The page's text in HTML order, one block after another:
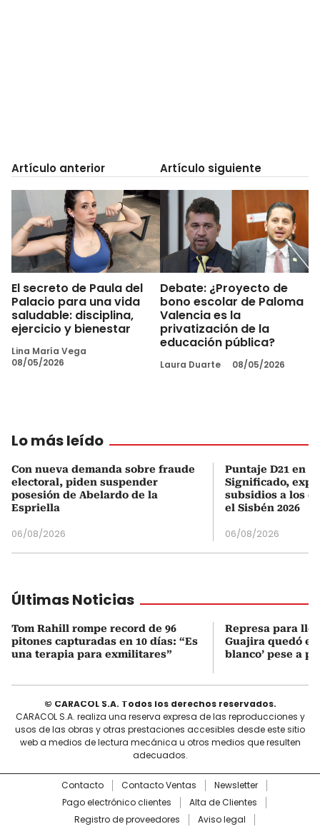
Artículo anterior
El secreto de Paula del
Palacio para una vida
saludable: disciplina,
ejercicio y bienestar
Lina María Vega
08/05/2026
Artículo siguiente
Debate: ¿Proyecto de
bono escolar de Paloma
Valencia es la
privatización de la
educación pública?
Laura Duarte 08/05/2026
Lo más leído
Con nueva demanda sobre fraude
electoral, piden suspender
posesión de Abelardo de la
Espriella
06/08/2026
Puntaje D21 en
Significado,
subsidios a los
el Sisbén 2026
06/08/2026
Últimas Noticias
Tom Rahill rompe record de 96
pitones capturadas en 10 días: “Es
una terapia para exmilitares”
Represa para
Guajira quedó en
blanco’ pese a
© CARACOL S.A. Todos los derechos reservados.
CARACOL S.A. realiza una reserva expresa de las reproducciones y
usos de las obras y otras prestaciones accesibles desde este sitio
web a medios de lectura mecánica u otros medios que resulten
adecuados.
Contacto Contacto Ventas
Newsletter
Pago electrónico clientes
Alta de Clientes
Registro de proveedores
Aviso legal